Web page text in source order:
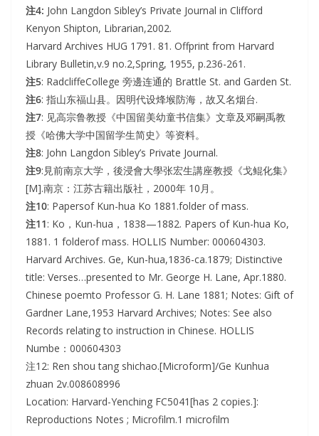
注4: John Langdon Sibley’s Private Journal in Clifford
Kenyon Shipton, Librarian,2002.
Harvard Archives HUG 1791. 81. Offprint from Harvard
Library Bulletin,v.9 no.2,Spring, 1955, p.236-261.
注5: RadcliffeCollege 旁邊连通的 Brattle St. and Garden St.
注6: 指山东福山县。因明代设烽堠防海，故又名烟台.
注7: 见高宗鲁教授《中国留美幼童书信集》文章及邓嗣禹教
授《哈佛大学中国留学生简史》等资料。
注8: John Langdon Sibley’s Private Journal.
注9:見前南京大学，後浸會大學张宏生講座教授《戈鲲化集》
[M].南京：江苏古籍出版社，2000年 10月。
注10: Papersof Kun-hua Ko 1881.folder of mass.
注11: Ko，Kun-hua，1838—1882. Papers of Kun-hua Ko,
1881. 1 folderof mass. HOLLIS Number: 000604303.
Harvard Archives. Ge, Kun-hua,1836-ca.1879; Distinctive
title: Verses…presented to Mr. George H. Lane, Apr.1880.
Chinese poemto Professor G. H. Lane 1881; Notes: Gift of
Gardner Lane,1953 Harvard Archives; Notes: See also
Records relating to instruction in Chinese. HOLLIS
Numbe：000604303
注12: Ren shou tang shichao.[Microform]/Ge Kunhua
zhuan 2v.008608996
Location: Harvard-Yenching FC5041[has 2 copies.]:
Reproductions Notes ; Microfilm.1 microfilm